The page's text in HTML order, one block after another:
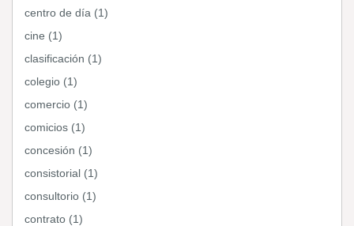
centro de día (1)
cine (1)
clasificación (1)
colegio (1)
comercio (1)
comicios (1)
concesión (1)
consistorial (1)
consultorio (1)
contrato (1)